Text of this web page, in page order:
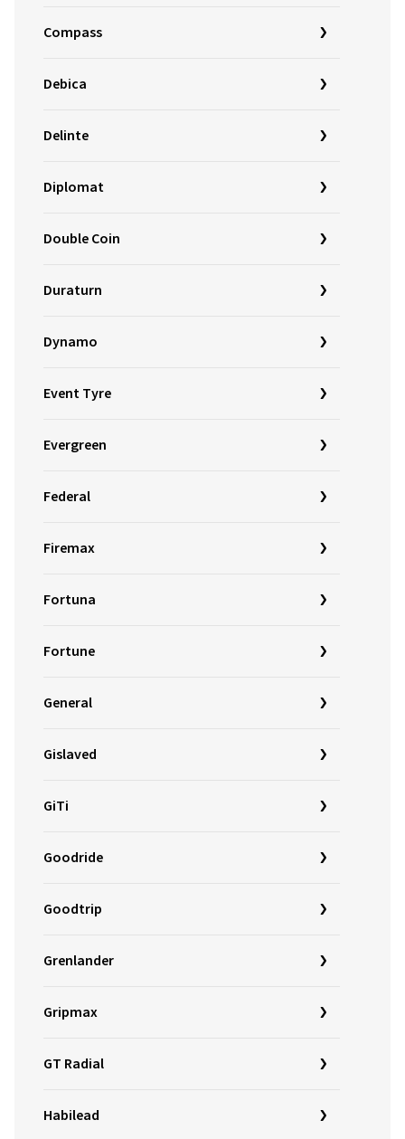
Compass
Debica
Delinte
Diplomat
Double Coin
Duraturn
Dynamo
Event Tyre
Evergreen
Federal
Firemax
Fortuna
Fortune
General
Gislaved
GiTi
Goodride
Goodtrip
Grenlander
Gripmax
GT Radial
Habilead